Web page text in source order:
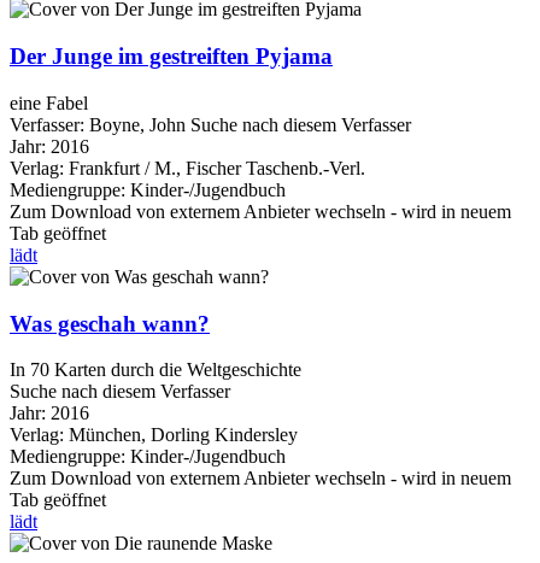
Der Junge im gestreiften Pyjama
eine Fabel
Verfasser: Boyne, John Suche nach diesem Verfasser
Jahr: 2016
Verlag: Frankfurt / M., Fischer Taschenb.-Verl.
Mediengruppe: Kinder-/Jugendbuch
Zum Download von externem Anbieter wechseln - wird in neuem
Tab geöffnet
lädt
Was geschah wann?
In 70 Karten durch die Weltgeschichte
Suche nach diesem Verfasser
Jahr: 2016
Verlag: München, Dorling Kindersley
Mediengruppe: Kinder-/Jugendbuch
Zum Download von externem Anbieter wechseln - wird in neuem
Tab geöffnet
lädt